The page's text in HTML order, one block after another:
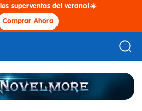
superventas del verano!☀️
Comprar Ahora